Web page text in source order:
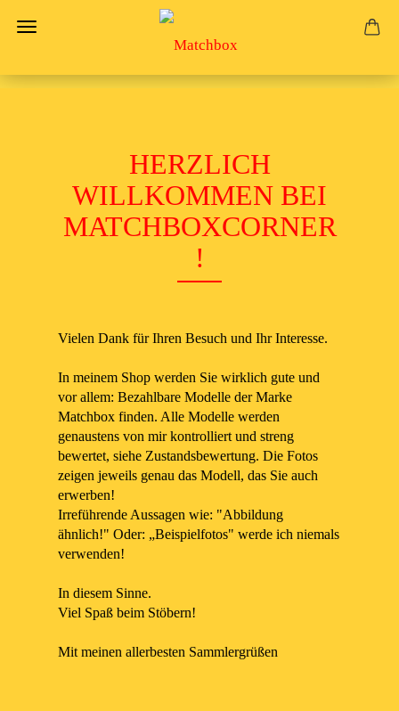
HERZLICH
WILLKOMMEN BEI
MATCHBOXCORNER
!
Vielen Dank für Ihren Besuch und Ihr Interesse.
In meinem Shop werden Sie wirklich gute und
vor allem: Bezahlbare Modelle der Marke
Matchbox finden. Alle Modelle werden
genaustens von mir kontrolliert und streng
bewertet, siehe Zustandsbewertung. Die Fotos
zeigen jeweils genau das Modell, das Sie auch
erwerben!
Irreführende Aussagen wie: "Abbildung
ähnlich!" Oder: „Beispielfotos" werde ich niemals
verwenden!
In diesem Sinne.
Viel Spaß beim Stöbern!
Mit meinen allerbesten Sammlergrüßen